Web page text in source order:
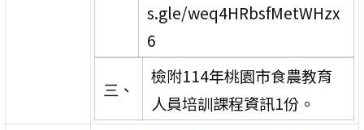
s.gle/weq4HRbsfMetWHzx
6
三、
檢附114年桃園市食農教育
人員培訓課程資訊1份。